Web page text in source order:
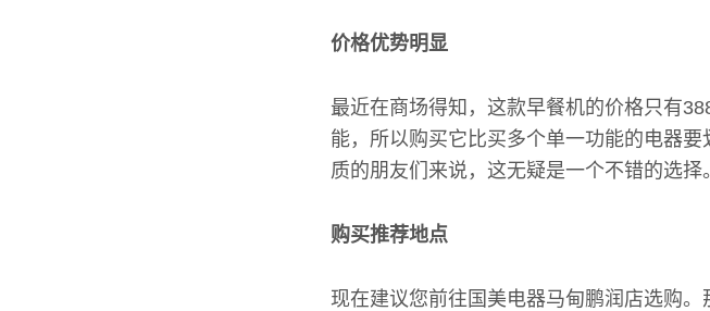
价格优势明显
最近在商场得知，这款早餐机的价格只有
能，所以购买它比买多个单一功能的电器
质的朋友们来说，这无疑是一个不错的选择。
购买推荐地点
现在建议您前往国美电器马甸鹏润店选购